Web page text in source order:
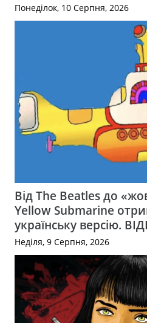
Понеділок, 10 Серпня, 2026
Від The Beatles до
Yellow Submarine
українську версію.
Неділя, 9 Серпня, 2026